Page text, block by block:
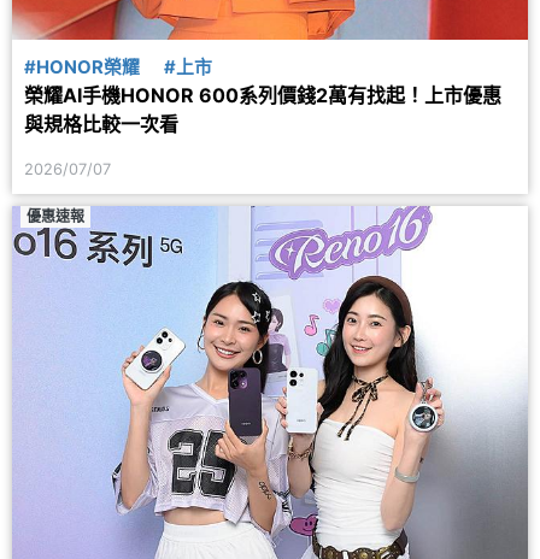
#HONOR榮耀 #上市
榮耀AI手機HONOR 600系列價錢2萬有找起！上市優惠
與規格比較一次看
2026/07/07
優惠速報